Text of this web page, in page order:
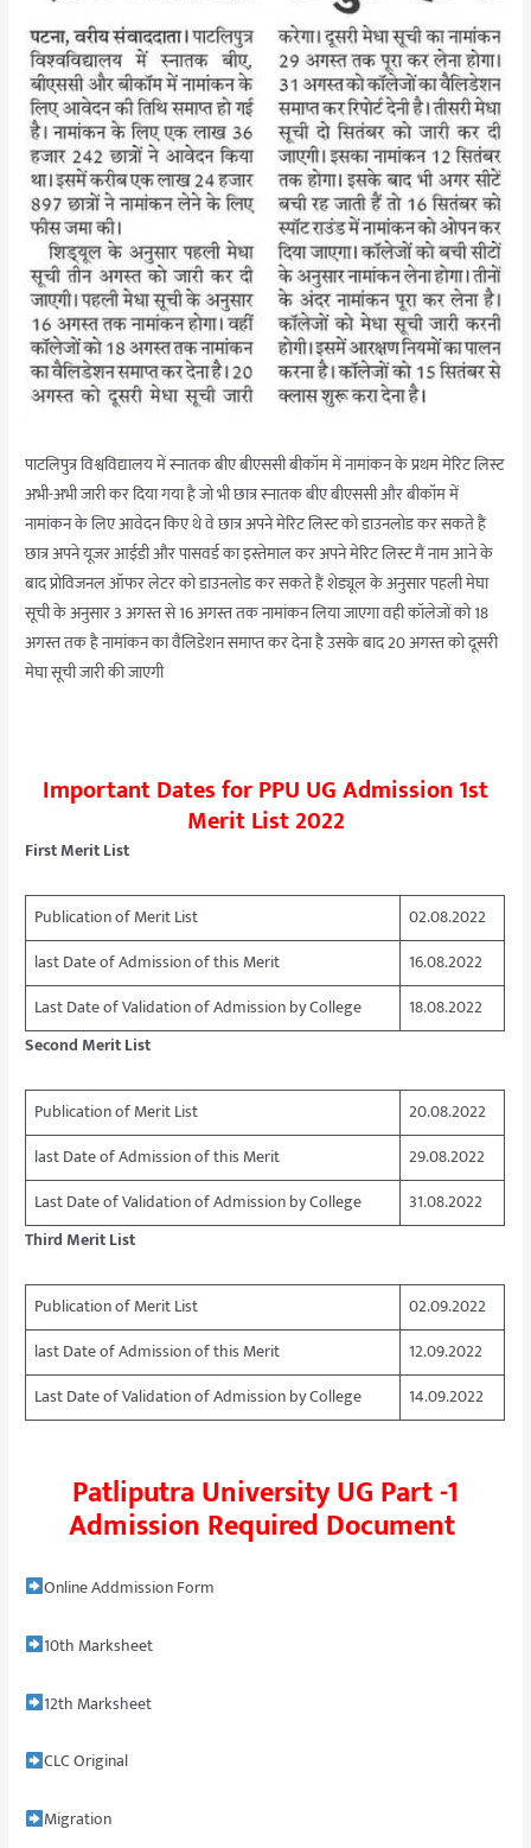
पाटलिपुत्र विश्वविद्यालय में स्नातक बीए बीएससी बीकॉम में नामांकन के प्रथम मेरिट लिस्ट
अभी-अभी जारी कर दिया गया है जो भी छात्र स्नातक बीए बीएससी और बीकॉम में
नामांकन के लिए आवेदन किए थे वे छात्र अपने मेरिट लिस्ट को डाउनलोड कर सकते हैं
छात्र अपने यूजर आईडी और पासवर्ड का इस्तेमाल कर अपने मेरिट लिस्ट मैं नाम आने के
बाद प्रोविजनल ऑफर लेटर को डाउनलोड कर सकते हैं शेड्यूल के अनुसार पहली मेघा
सूची के अनुसार 3 अगस्त से 16 अगस्त तक नामांकन लिया जाएगा वही कॉलेजों को 18
अगस्त तक है नामांकन का वैलिडेशन समाप्त कर देना है उसके बाद 20 अगस्त को दूसरी
मेघा सूची जारी की जाएगी
Important Dates for PPU UG Admission 1st
Merit List 2022
First Merit List
Publication of Merit List
02.08.2022
last Date of Admission of this Merit
16.08.2022
Last Date of Validation of Admission by College
18.08.2022
Second Merit List
Publication of Merit List
20.08.2022
last Date of Admission of this Merit
29.08.2022
Last Date of Validation of Admission by College
31.08.2022
Third Merit List
Publication of Merit List
02.09.2022
last Date of Admission of this Merit
12.09.2022
Last Date of Validation of Admission by College
14.09.2022
Patliputra University UG Part -1
Admission Required Document
Online Addmission Form
10th Marksheet
12th Marksheet
CLC Original
Migration